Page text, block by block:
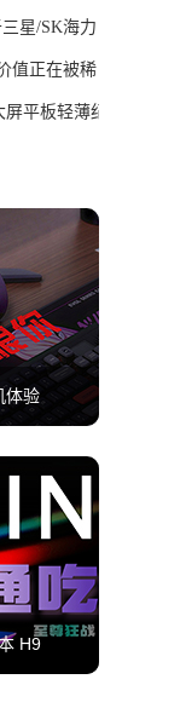
星/SK海力
值正在被稀
平板轻薄纪
体验
H9